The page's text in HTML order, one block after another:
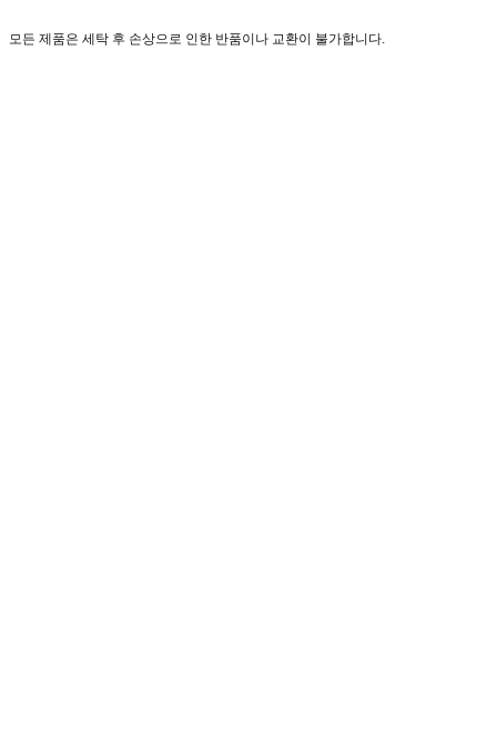
모든 제품은 세탁 후 손상으로 인한 반품이나 교환이 불가합니다.